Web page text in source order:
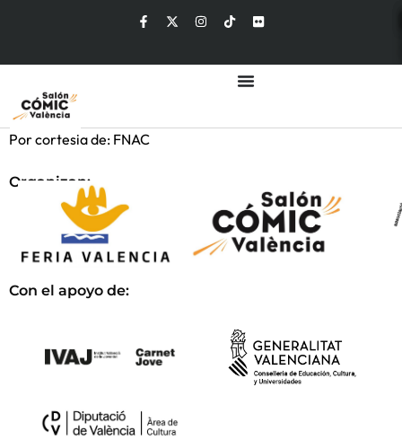
Por cortesia de: FNAC
Organizan:
Con el apoyo de: